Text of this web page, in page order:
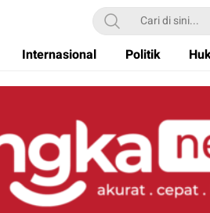
Internasional Politik